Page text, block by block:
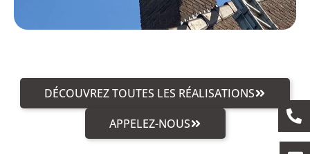
DÉCOUVREZ TOUTES LES RÉALISATIONS
APPELEZ-NOUS